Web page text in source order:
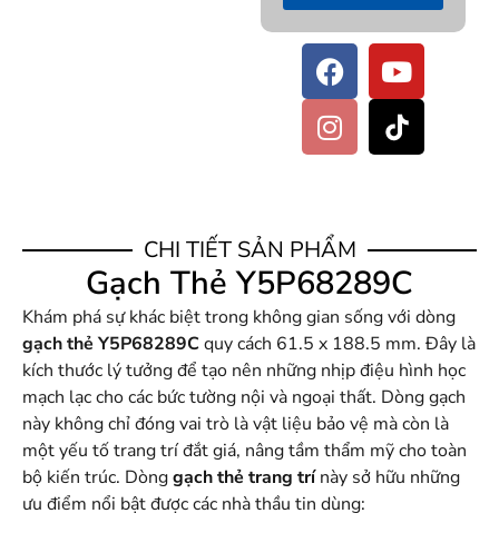
CHI TIẾT SẢN PHẨM
Gạch Thẻ Y5P68289C
Khám phá sự khác biệt trong không gian sống với dòng
gạch thẻ Y5P68289Cquy cách 61.5 x 188.5 mm. Đây là
kích thước lý tưởng để tạo nên những nhịp điệu hình học
mạch lạc cho các bức tường nội và ngoại thất. Dòng gạch
này không chỉ đóng vai trò là vật liệu bảo vệ mà còn là
một yếu tố trang trí đắt giá, nâng tầm thẩm mỹ cho toàn
bộ kiến trúc. Dònggạch thẻ trang trínày sở hữu những
ưu điểm nổi bật được các nhà thầu tin dùng: